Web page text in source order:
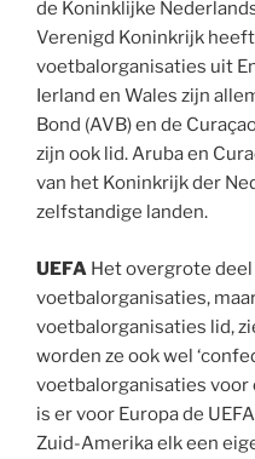
de Koninklijke
Verenigd Koninkrijk
voetbalorganisaties uit
Ierland en Wales zijn
Bond (AVB) en de
zijn ook lid. Aruba en
van het Koninkrijk der
zelfstandige landen.
UEFA Het overgrote deel
voetbalorganisaties,
voetbalorganisaties lid,
worden ze ook wel
voetbalorganisaties voor
is er voor Europa de
Zuid-Amerika elk een